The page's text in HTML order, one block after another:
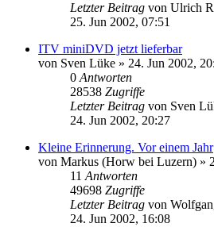
Letzter Beitrag von Ulrich
25. Jun 2002, 07:51
ITV miniDVD jetzt lieferbar
von Sven Lüke » 24. Jun 2002,
0 Antworten
28538 Zugriffe
Letzter Beitrag von Sven
24. Jun 2002, 20:27
Kleine Erinnerung. Vor einem Jahr
von Markus (Horw bei Luzern) »
11 Antworten
49698 Zugriffe
Letzter Beitrag von
24. Jun 2002, 16:08